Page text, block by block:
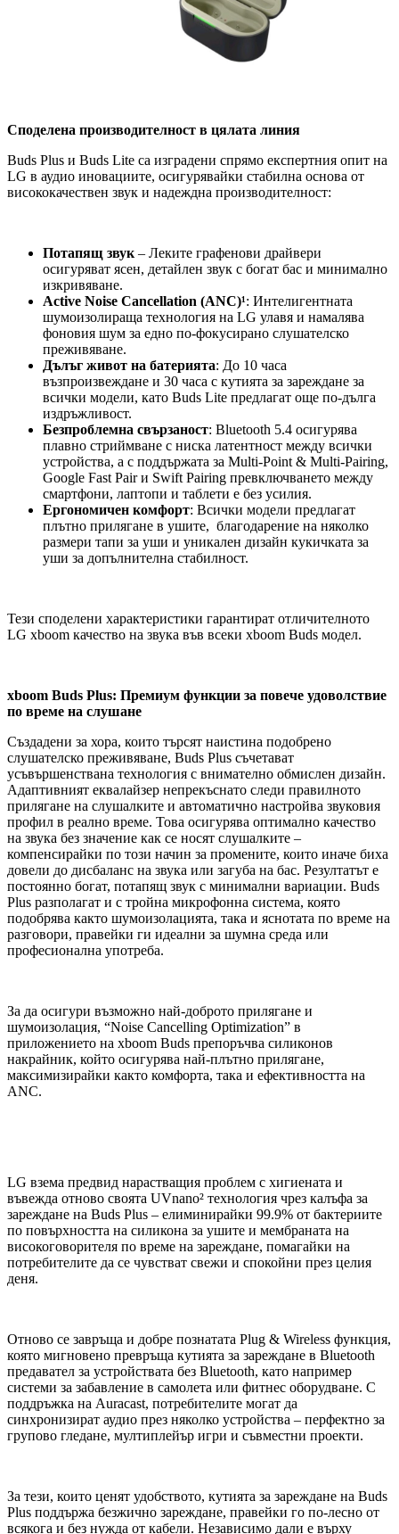
Споделена производителност в цялата линия
Buds Plus и Buds Lite са изградени спрямо експертния опит на
LG в аудио иновациите, осигурявайки стабилна основа от
висококачествен звук и надеждна производителност:
Потапящ звук – Леките графенови драйвери
осигуряват ясен, детайлен звук с богат бас и минимално
изкривяване.
Active Noise Cancellation (ANC)¹: Интелигентната
шумоизолираща технология на LG улавя и намалява
фоновия шум за едно по-фокусирано слушателско
преживяване.
Дълъг живот на батерията: До 10 часа
възпроизвеждане и 30 часа с кутията за зареждане за
всички модели, като Buds Lite предлагат още по-дълга
издръжливост.
Безпроблемна свързаност: Bluetooth 5.4 осигурява
плавно стриймване с ниска латентност между всички
устройства, а с поддържата за Multi-Point & Multi-Pairing,
Google Fast Pair и Swift Pairing превключването между
смартфони, лаптопи и таблети е без усилия.
Ергономичен комфорт: Всички модели предлагат
плътно прилягане в ушите, благодарение на няколко
размери тапи за уши и уникален дизайн кукичката за
уши за допълнителна стабилност.
Тези споделени характеристики гарантират отличителното
LG xboom качество на звука във всеки xboom Buds модел.
xboom Buds Plus: Премиум функции за повече удоволствие
по време на слушане
Създадени за хора, които търсят наистина подобрено
слушателско преживяване, Buds Plus съчетават
усъвършенствана технология с внимателно обмислен дизайн.
Адаптивният еквалайзер непрекъснато следи правилното
прилягане на слушалките и автоматично настройва звуковия
профил в реално време. Това осигурява оптимално качество
на звука без значение как се носят слушалките –
компенсирайки по този начин за промените, които иначе биха
довели до дисбаланс на звука или загуба на бас. Резултатът е
постоянно богат, потапящ звук с минимални вариации. Buds
Plus разполагат и с тройна микрофонна система, която
подобрява както шумоизолацията, така и яснотата по време на
разговори, правейки ги идеални за шумна среда или
професионална употреба.
За да осигури възможно най-доброто прилягане и
шумоизолация, “Noise Cancelling Optimization” в
приложението на xboom Buds препоръчва силиконов
накрайник, който осигурява най-плътно прилягане,
максимизирайки както комфорта, така и ефективността на
ANC.
LG взема предвид нарастващия проблем с хигиената и
въвежда отново своята UVnano² технология чрез калъфа за
зареждане на Buds Plus – елиминирайки 99.9% от бактериите
по повърхността на силикона за ушите и мембраната на
високоговорителя по време на зареждане, помагайки на
потребителите да се чувстват свежи и спокойни през целия
деня.
Отново се завръща и добре познатата Plug & Wireless функция,
която мигновено превръща кутията за зареждане в Bluetooth
предавател за устройствата без Bluetooth, като например
системи за забавление в самолета или фитнес оборудване. С
поддръжка на Auracast, потребителите могат да
синхронизират аудио през няколко устройства – перфектно за
групово гледане, мултиплейър игри и съвместни проекти.
За тези, които ценят удобството, кутията за зареждане на Buds
Plus поддържа безжично зареждане, правейки го по-лесно от
всякога и без нужда от кабели. Независимо дали е върху